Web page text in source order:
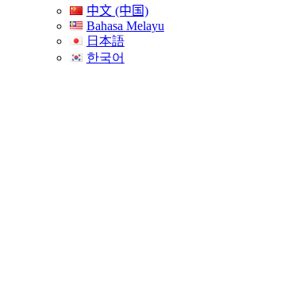
中文 (中国)
Bahasa Melayu
日本語
한국어